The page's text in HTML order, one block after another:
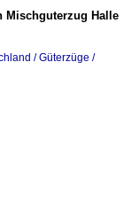
Mischguterzug Halle
/ Güterzüge /